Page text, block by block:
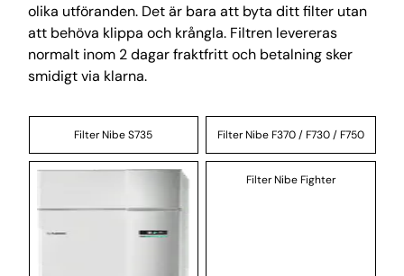
olika utföranden. Det är bara att byta ditt filter utan
att behöva klippa och krångla. Filtren levereras
normalt inom 2 dagar fraktfritt och betalning sker
smidigt via klarna.
Filter Nibe S735 Filter Nibe F370 / F730 / F750
Filter Nibe Fighter